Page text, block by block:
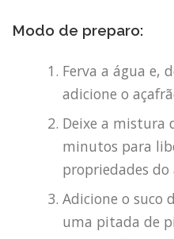
Modo de preparo:
Ferva a água e,
adicione o
Deixe a mistura
minutos para
propriedades do
Adicione o suco
uma pitada de